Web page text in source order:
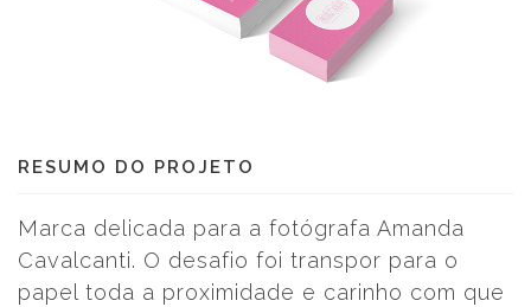
RESUMO DO PROJETO
Marca delicada para a fotógrafa Amanda
Cavalcanti. O desafio foi transpor para o
papel toda a proximidade e carinho com que